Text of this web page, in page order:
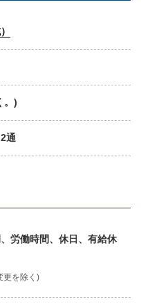
。)
通
労働時間、休日、有給休
更を除く)